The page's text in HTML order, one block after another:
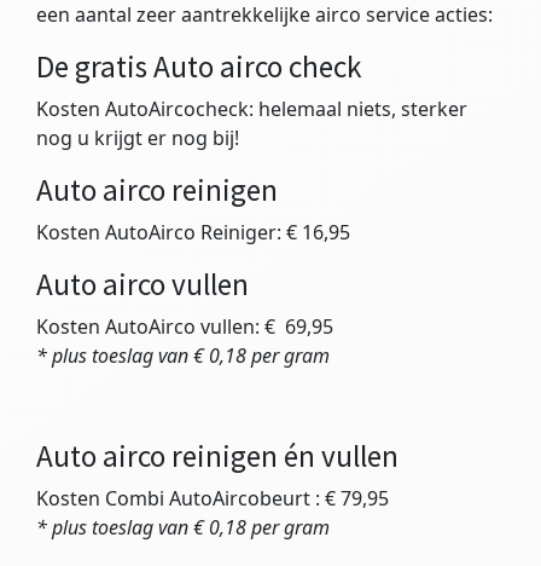
een aantal zeer aantrekkelijke airco service acties:
De gratis Auto airco check
Kosten AutoAircocheck: helemaal niets, sterker
nog u krijgt er nog bij!
Auto airco reinigen
Kosten AutoAirco Reiniger: € 16,95
Auto airco vullen
Kosten AutoAirco vullen: € 69,95
* plus toeslag van € 0,18 per gram
Auto airco reinigen én vullen
Kosten Combi AutoAircobeurt : € 79,95
* plus toeslag van € 0,18 per gram